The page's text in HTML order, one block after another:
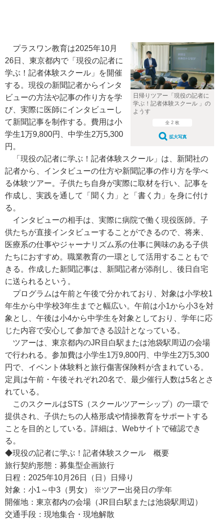
日帰りツアー「現役の記者に
学ぶ！記者体験スクール 」の
ようす
全 2 枚
拡大写真
プラスワン教育は2025年10月
26日、東京都内で「現役の記者に
学ぶ！記者体験スクール」を開催
する。現役の新聞記者からインタ
ビューの方法や記事の作り方を学
び、実際に医師にインタビューし
て新聞記事を制作する。費用は小
学生1万9,800円、中学生2万5,300
円。
「現役の記者に学ぶ！記者体験スクール」は、新聞社の
記者から、インタビューの仕方や新聞記事の作り方を学べ
る体験ツアー。子供たち自身が実際に取材を行い、記事を
作成し、実践を通して「聞く力」と「書く力」を身に付け
る。
インタビューの相手は、実際に病院で働く現役医師。子
供たちが直接インタビューすることができるので、将来、
医療系の仕事やジャーナリズム系の仕事に興味のある子供
たちにおすすめ。職業教育の一環として活用することもで
きる。作成した新聞記事は、新聞記者が添削し、後日自宅
に送られるという。
プログラムは午前と午後で分かれており、対象は小学校1
年生から中学校3年生までと幅広い。午前は小1から小3を対
象とし、午後は小4から中学生を対象としており、学年に応
じた内容で安心して参加できる設計となっている。
ツアーは、東京都内のJR目白駅または池袋駅周辺の会場
で行われる。参加費は小学生1万9,800円、中学生2万5,300
円で、イベント体験料と旅行傷害保険料が含まれている。
定員は午前・午後それぞれ20名で、最少催行人数は5名とさ
れている。
このスクールはSTS（スクールツアーシップ）の一環で
提供され、子供たちの人格形成や情操教育をサポートする
ことを目的としている。詳細は、Webサイトで確認でき
る。
◆現役の記者に学ぶ！記者体験スクール 概要
旅行契約形態：募集型企画旅行
日程：2025年10月26日（日）日帰り
対象：小1～中3（男女） ※ツアー出発日の学年
開催地：東京都内の会場（JR目白駅または池袋駅周辺）
交通手段：現地集合・現地解散